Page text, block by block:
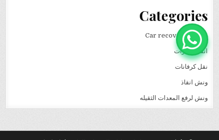
Categories
Car recovery winch
انقاذ سيارات
نقل كرفانات
ونش انقاذ
ونش لرفع المعدات الثقيله